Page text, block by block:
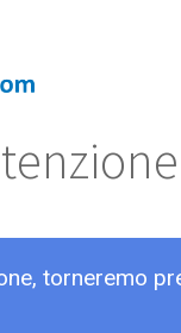
torneremo